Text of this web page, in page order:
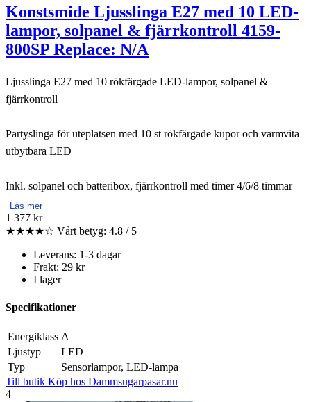
Konstsmide Ljusslinga E27 med 10 LED-
lampor, solpanel & fjärrkontroll 4159-
800SP Replace: N/A
Ljusslinga E27 med 10 rökfärgade LED-lampor, solpanel &
fjärrkontroll
Partyslinga för uteplatsen med 10 st rökfärgade kupor och varmvita
utbytbara LED
Inkl. solpanel och batteribox, fjärrkontroll med timer 4/6/8 timmar
Läs mer
1 377 kr
★★★★☆ Vårt betyg: 4.8 / 5
Leverans: 1-3 dagar
Frakt: 29 kr
I lager
Specifikationer
Energiklass A
Ljustyp
LED
Typ
Sensorlampor, LED-lampa
Till butik Köp hos Dammsugarpasar.nu
4